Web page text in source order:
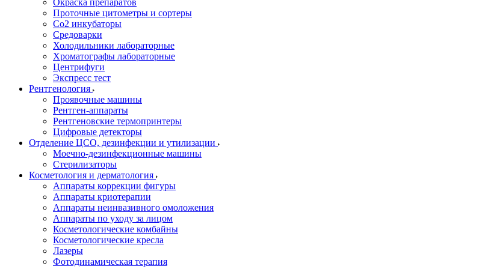
Окраска препаратов
Проточные цитометры и сортеры
Со2 инкубаторы
Средоварки
Холодильники лабораторные
Хроматографы лабораторные
Центрифуги
Экспресс тест
Рентгенология
Проявочные машины
Рентген-аппараты
Рентгеновские термопринтеры
Цифровые детекторы
Отделение ЦСО, дезинфекции и утилизации
Моечно-дезинфекционные машины
Стерилизаторы
Косметология и дерматология
Аппараты коррекции фигуры
Аппараты криотерапии
Аппараты неинвазивного омоложения
Аппараты по уходу за лицом
Косметологические комбайны
Косметологические кресла
Лазеры
Фотодинамическая терапия